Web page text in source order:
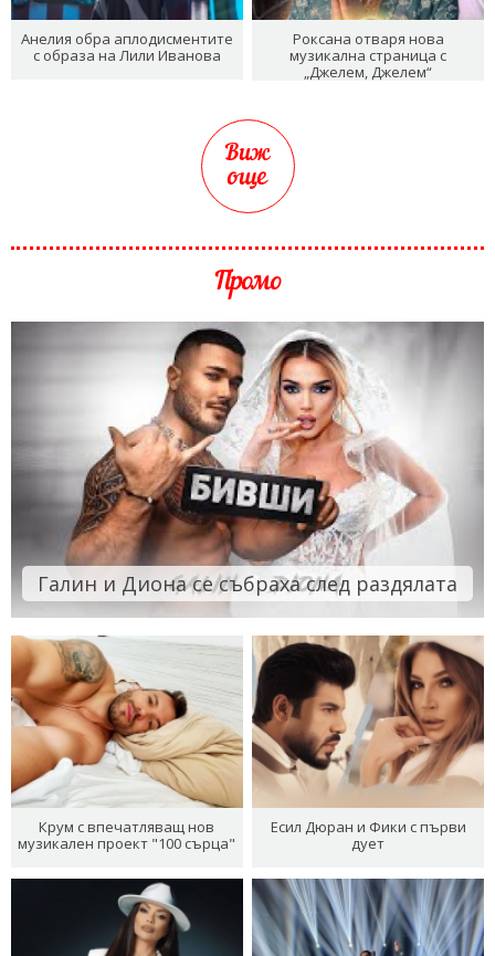
Анелия обра аплодисментите
с образа на Лили Иванова
Роксана отваря нова
музикална страница с
„Джелем, Джелем“
Виж
още
Промо
Галин и Диона се събраха след раздялата
Крум с впечатляващ нов
музикален проект "100 сърца"
Есил Дюран и Фики с първи
дует